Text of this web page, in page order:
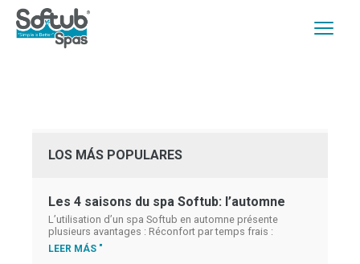
LOS MÁS POPULARES
Les 4 saisons du spa Softub: l’automne
L’utilisation d’un spa Softub en automne présente
plusieurs avantages : Réconfort par temps frais :
LEER MÁS "